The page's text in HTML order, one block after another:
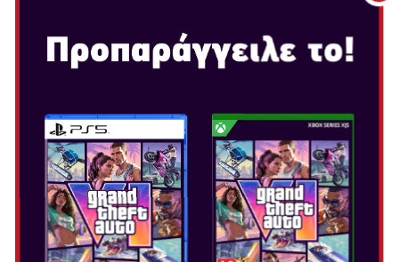
DONKEY KONG COUNTRY
RETURNS HD
Ημερομηνία Κυκλοφορίας: Ιαν 16, 2025